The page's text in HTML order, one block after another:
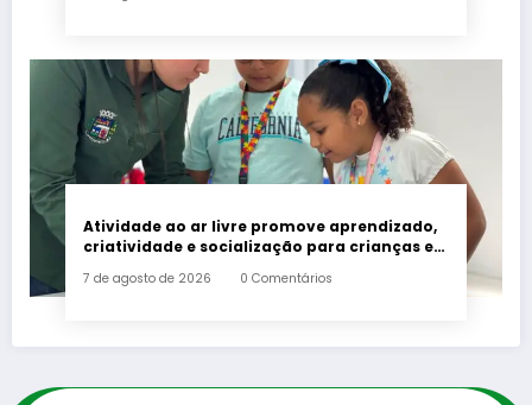
Atividade ao ar livre promove aprendizado,
criatividade e socialização para crianças e
7 de agosto de 2026 0 Comentários